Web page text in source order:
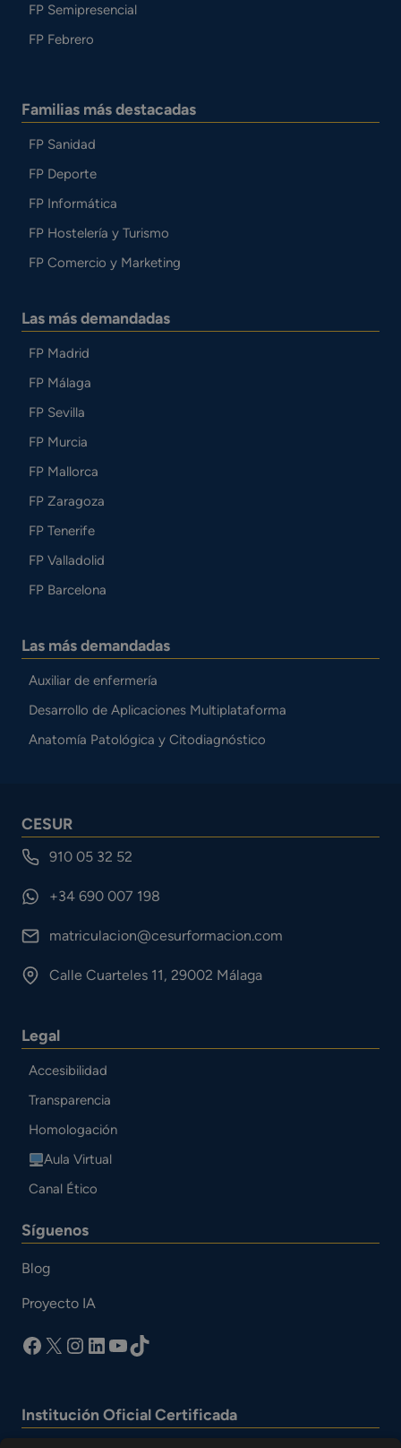
FP Semipresencial
FP Febrero
Familias más destacadas
FP Sanidad
FP Deporte
FP Informática
FP Hostelería y Turismo
FP Comercio y Marketing
Las más demandadas
FP Madrid
FP Málaga
FP Sevilla
FP Murcia
FP Mallorca
FP Zaragoza
FP Tenerife
FP Valladolid
FP Barcelona
Las más demandadas
Auxiliar de enfermería
Desarrollo de Aplicaciones Multiplataforma
Anatomía Patológica y Citodiagnóstico
CESUR
910 05 32 52
+34 690 007 198
matriculacion@cesurformacion.com
Calle Cuarteles 11, 29002 Málaga
Legal
Accesibilidad
Transparencia
Homologación
Aula Virtual
Canal Ético
Síguenos
Blog
Proyecto IA
facebook
X Instagram
LinkedIn
YouTube
TikTok
Institución Oficial Certificada